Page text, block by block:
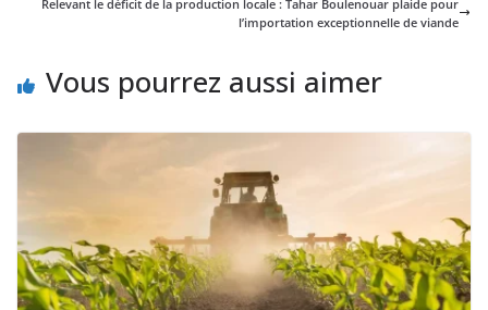
Relevant le déficit de la production locale : Tahar Boulenouar plaide pour
l’importation exceptionnelle de viande
Vous pourrez aussi aimer